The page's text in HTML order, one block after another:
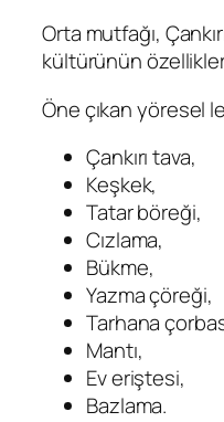
Orta mutfağı,
kültürünün
Öne çıkan yöresel
Çankırı tava,
Keşkek,
Tatar böreği,
Cızlama,
Bükme,
Yazma çöreği,
Tarhana
Mantı,
Ev eriştesi,
Bazlama.